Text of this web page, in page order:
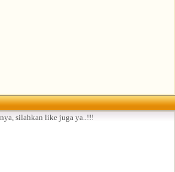
silahkan like juga ya..!!!